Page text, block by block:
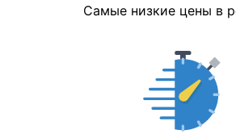
Самые низкие цены в